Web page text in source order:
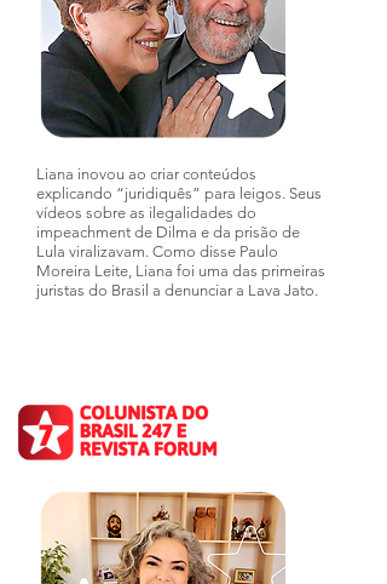
Liana inovou ao criar conteúdos
explicando “juridiquês” para leigos. Seus
vídeos sobre as ilegalidades do
impeachment de Dilma e da prisão de
Lula viralizavam. Como disse Paulo
Moreira Leite, Liana foi uma das primeiras
juristas do Brasil a denunciar a Lava Jato.